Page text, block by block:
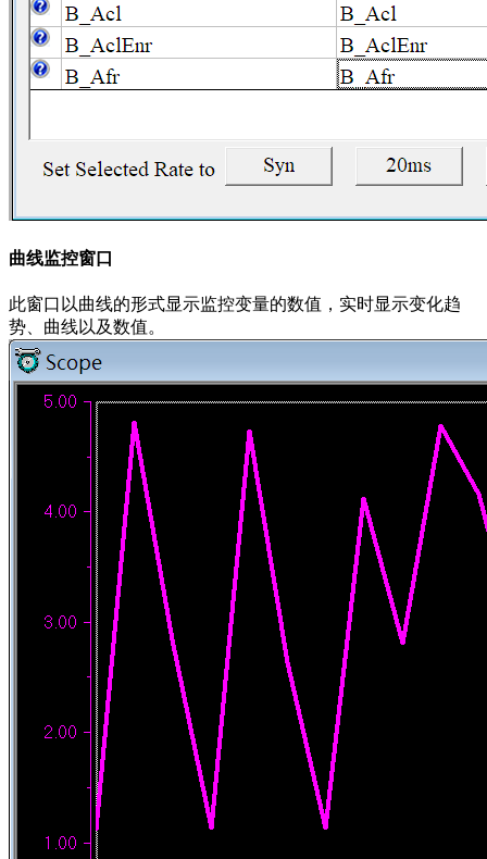
曲线监控窗口
此窗口以曲线的形式显示监控变量的数值，实时显示变化趋
势、曲线以及数值。